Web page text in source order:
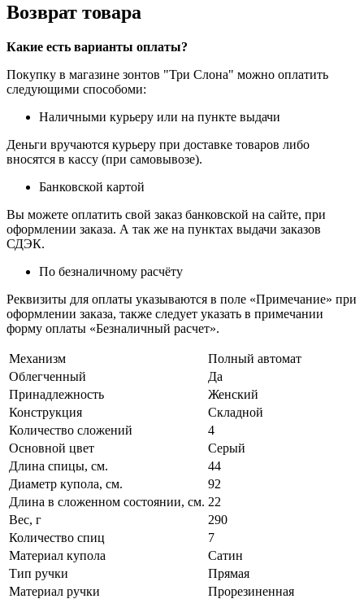
Возврат товара
Какие есть варианты оплаты?
Покупку в магазине зонтов "Три Слона" можно оплатить
следующими способоми:
Наличными курьеру или на пункте выдачи
Деньги вручаются курьеру при доставке товаров либо
вносятся в кассу (при самовывозе).
Банковской картой
Вы можете оплатить свой заказ банковской на сайте, при
оформлении заказа. А так же на пунктах выдачи заказов
СДЭК.
По безналичному расчёту
Реквизиты для оплаты указываются в поле «Примечание» при
оформлении заказа, также следует указать в примечании
форму оплаты «Безналичный расчет».
Механизм
Полный автомат
Облегченный
Да
Принадлежность
Женский
Конструкция
Складной
Количество сложений
4
Основной цвет
Серый
Длина спицы, см.
44
Диаметр купола, см.
92
Длина в сложенном состоянии, см. 22
Вес, г
290
Количество спиц
7
Материал купола
Сатин
Тип ручки
Прямая
Материал ручки
Прорезиненная